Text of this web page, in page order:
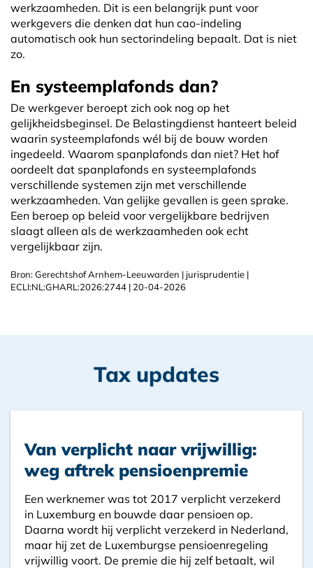
werkzaamheden. Dit is een belangrijk punt voor
werkgevers die denken dat hun cao-indeling
automatisch ook hun sectorindeling bepaalt. Dat is niet
zo.
En systeemplafonds dan?
De werkgever beroept zich ook nog op het
gelijkheidsbeginsel. De Belastingdienst hanteert beleid
waarin systeemplafonds wél bij de bouw worden
ingedeeld. Waarom spanplafonds dan niet? Het hof
oordeelt dat spanplafonds en systeemplafonds
verschillende systemen zijn met verschillende
werkzaamheden. Van gelijke gevallen is geen sprake.
Een beroep op beleid voor vergelijkbare bedrijven
slaagt alleen als de werkzaamheden ook echt
vergelijkbaar zijn.
Bron: Gerechtshof Arnhem-Leeuwarden | jurisprudentie |
ECLI:NL:GHARL:2026:2744 | 20-04-2026
Tax updates
Van verplicht naar vrijwillig:
weg aftrek pensioenpremie
Een werknemer was tot 2017 verplicht verzekerd
in Luxemburg en bouwde daar pensioen op.
Daarna wordt hij verplicht verzekerd in Nederland,
maar hij zet de Luxemburgse pensioenregeling
vrijwillig voort. De premie die hij zelf betaalt, wil